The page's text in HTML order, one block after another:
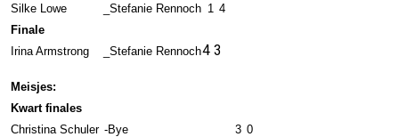
Silke Lowe
Stefanie Rennoch 1 4
Finale
Irina Armstrong
Stefanie Rennoch4 3
Meisjes:
Kwart finales
Christina Schuler -Bye 3 0